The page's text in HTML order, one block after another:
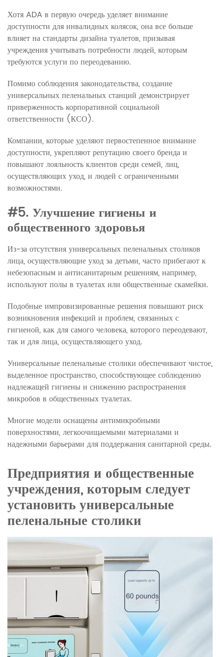
Хотя ADA в первую очередь уделяет внимание
доступности для инвалидных колясок, она все больше
влияет на стандарты дизайна туалетов, призывая
учреждения учитывать потребности людей, которым
требуются услуги по переодеванию.
Помимо соблюдения законодательства, создание
универсальных пеленальных станций демонстрирует
приверженность корпоративной социальной
ответственности (КСО).
Компании, которые уделяют первостепенное внимание
доступности, укрепляют репутацию своего бренда и
повышают лояльность клиентов среди семей, лиц,
осуществляющих уход, и людей с ограниченными
возможностями.
#5. Улучшение гигиены и
общественного здоровья
Из-за отсутствия универсальных пеленальных столиков
лица, осуществляющие уход за детьми, часто прибегают к
небезопасным и антисанитарным решениям, например,
используют полы в туалетах или общественные скамейки.
Подобные импровизированные решения повышают риск
возникновения инфекций и проблем, связанных с
гигиеной, как для самого человека, которого переодевают,
так и для лица, осуществляющего уход.
Универсальные пеленальные столики обеспечивают чистое,
выделенное пространство, способствующее соблюдению
надлежащей гигиены и снижению распространения
микробов в общественных туалетах.
Многие модели оснащены антимикробными
поверхностями, легкоочищаемыми материалами и
надежными барьерами для поддержания санитарной среды.
Предприятия и общественные
учреждения, которым следует
установить универсальные
пеленальные столики